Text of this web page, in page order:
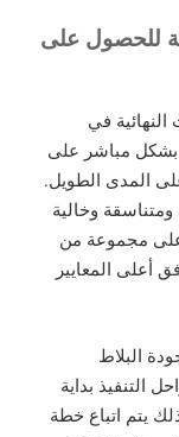
للحصول على
في
بشكل مباشر على
المدى الطويل.
وخالية
مجموعة من
أعلى المعايير
البلاط
التنفيذ بداية
يتم اتباع خطة